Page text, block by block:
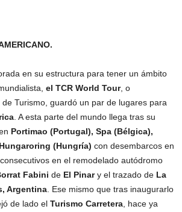
en su estructura para tener un ámbito
el TCR World Tour, o
Turismo, guardó un par de lugares para
. A esta parte del mundo llega tras su
Portimao (Portugal), Spa (Bélgica),
(Hungría) con desembarcos en
en el remodelado autódromo
Fabini de El Pinary el trazado de La
Argentina . Ese mismo que tras inaugurarlo
de lado el Turismo Carretera , hace ya